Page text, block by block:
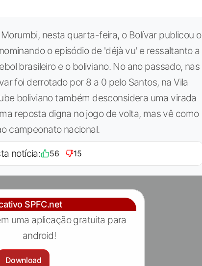
nesta quarta-feira, o Bolívar publicou o
o episódio de 'déjà vu' e ressaltanto a
brasileiro e o boliviano. No ano passado, nas
foi derrotado por 8 a 0 pelo Santos, na Vila
boliviano também desconsidera uma virada
reposta digna no jogo de volta, mas vê como
campeonato nacional.
notícia: 56 15
SPFC.net
uma aplicação gratuita para
android!
Download